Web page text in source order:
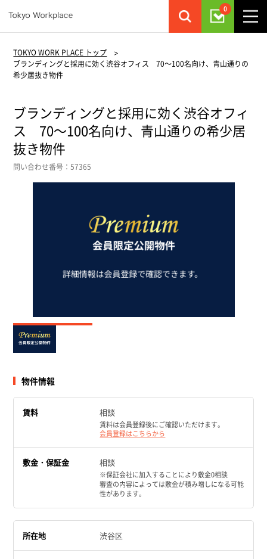
0
TOKYO WORK PLACE トップ >
ブランディングと採用に効く渋谷オフィス 70～100名向け、青山通りの
希少居抜き物件
ブランディングと採用に効く渋谷オフィ
ス 70～100名向け、青山通りの希少居
抜き物件
問い合わせ番号：57365
物件情報
賃料 相談
賃料は会員登録後にご確認いただけます。
会員登録はこちらから
敷金・保証金 相談
※保証会社に加入することにより敷金0相談
審査の内容によっては敷金が積み増しになる可能
性があります。
所在地 渋谷区